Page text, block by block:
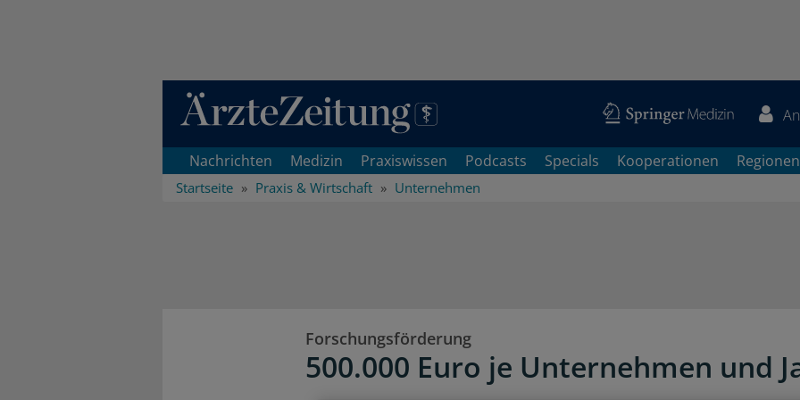
Direkt zum Inhaltsbereich
Nachrichten Medizin Praxiswissen Podcasts Specials Kooperationen Regionen
Startseite Praxis & Wirtschaft Unternehmen
Forschungsförderung
500.000 Euro je Unternehmen und